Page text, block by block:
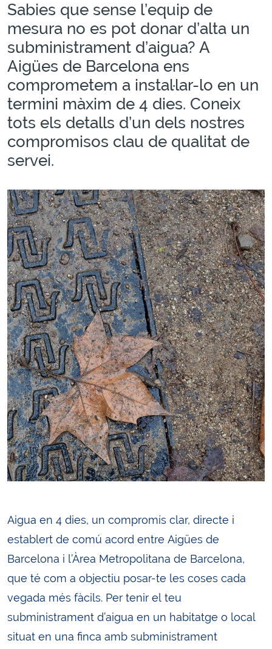
Sabies que sense l’equip de
mesura no es pot donar d’alta un
subministrament d’aigua? A
Aigües de Barcelona ens
comprometem a instal·lar-lo en un
termini màxim de 4 dies. Coneix
tots els detalls d’un dels nostres
compromisos clau de qualitat de
servei.
Aigua en 4 dies, un compromís clar, directe i
establert de comú acord entre Aigües de
Barcelona i l’Àrea Metropolitana de Barcelona,
que té com a objectiu posar-te les coses cada
vegada més fàcils. Per tenir el teu
subministrament d’aigua en un habitatge o local
situat en una finca amb subministrament